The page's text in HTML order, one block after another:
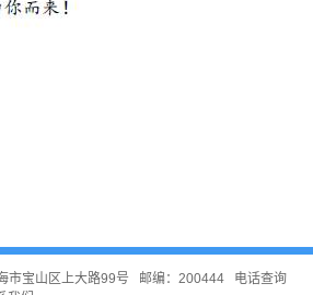
市宝山区上大路99号 邮编：200444
电话查询